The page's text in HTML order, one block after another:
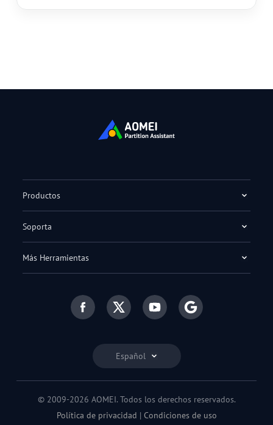
Español
Productos
Soporta
Más Herramientas
© 2009-2026 AOMEI. Todos los derechos reservados.
Política de privacidad | Condiciones de uso